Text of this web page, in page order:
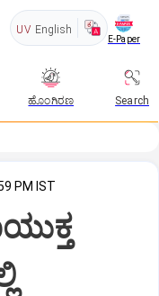
UV English
E-Paper
ಹೊಂಗಿರಣ Search
PM IST